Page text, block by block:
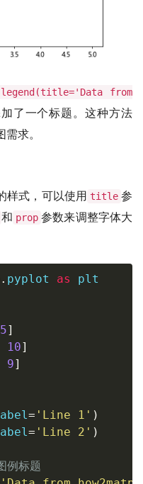
from
了一个标题。这种方法
求。
样式，可以使用 title 参
和 prop 参数来调整字体大
. pyplot as plt
5]
10]
9]
= 'Line 1' )
= 'Line 2' )
例标题